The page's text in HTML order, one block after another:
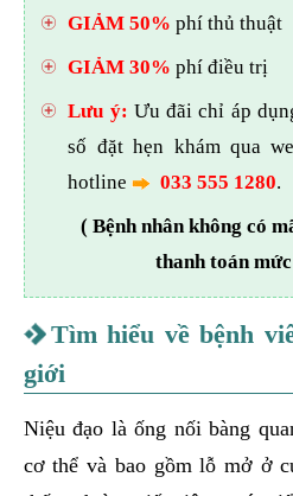
GIẢM 50% phí thủ thuật
GIẢM 30% phí điều trị
Lưu ý: Ưu đãi chỉ áp
số đặt hẹn khám qua
hotline
033 555 1280.
( Bệnh nhân không có
thanh toán
Tìm hiểu về bệnh
giới
Niệu đạo là ống nối bàng
cơ thể và bao gồm lỗ mở ở